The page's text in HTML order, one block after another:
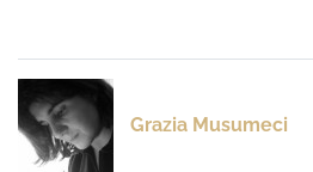
Grazia Musumeci